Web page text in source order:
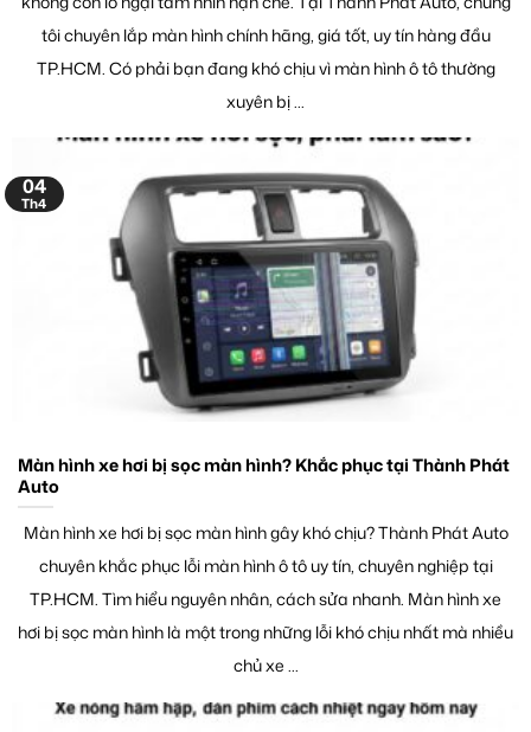
tôi chuyên lắp màn hình chính hãng, giá tốt, uy tín hàng đầu
TP.HCM. Có phải bạn đang khó chịu vì màn hình ô tô thường
xuyên bị ...
Màn hình xe hơi bị sọc màn hình? Khắc phục tại Thành Phát
Auto
Màn hình xe hơi bị sọc màn hình gây khó chịu? Thành Phát Auto
chuyên khắc phục lỗi màn hình ô tô uy tín, chuyên nghiệp tại
TP.HCM. Tìm hiểu nguyên nhân, cách sửa nhanh. Màn hình xe
hơi bị sọc màn hình là một trong những lỗi khó chịu nhất mà nhiều
chủ xe ...
04
Th4